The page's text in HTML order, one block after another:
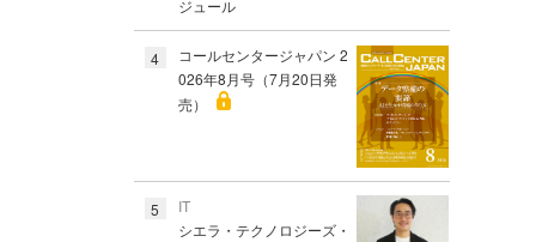
ジュール
4
コールセンタージャパン 2
026年8月号（7月20日発
売）
5
IT
シエラ・テクノロジーズ・